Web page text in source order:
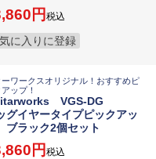
税込
に入りに登録
ーワークスオリジナル！おすすめピ
ップ！
VGS-DG
グイヤータイプピックアッ
ラック2個セット
税込